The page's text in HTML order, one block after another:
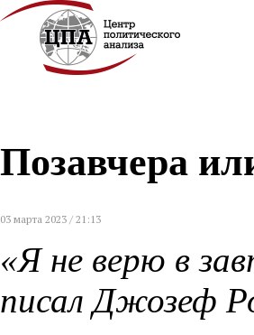
Позавчера
03 марта 2023 / 21:13
«Я не верю в
писал Джозеф